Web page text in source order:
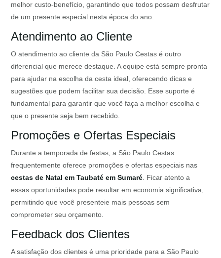
melhor custo-benefício, garantindo que todos possam desfrutar
de um presente especial nesta época do ano.
Atendimento ao Cliente
O atendimento ao cliente da São Paulo Cestas é outro
diferencial que merece destaque. A equipe está sempre pronta
para ajudar na escolha da cesta ideal, oferecendo dicas e
sugestões que podem facilitar sua decisão. Esse suporte é
fundamental para garantir que você faça a melhor escolha e
que o presente seja bem recebido.
Promoções e Ofertas Especiais
Durante a temporada de festas, a São Paulo Cestas
frequentemente oferece promoções e ofertas especiais nas
cestas de Natal em Taubaté em Sumaré . Ficar atento a
essas oportunidades pode resultar em economia significativa,
permitindo que você presenteie mais pessoas sem
comprometer seu orçamento.
Feedback dos Clientes
A satisfação dos clientes é uma prioridade para a São Paulo